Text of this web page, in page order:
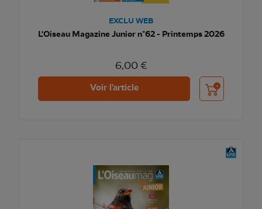
EXCLU WEB
L'Oiseau Magazine Junior n°62 - Printemps 2026
6,00 €
Voir l'article Ajouter au